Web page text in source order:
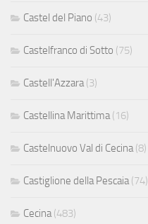
Castel del Piano (43)
Castelfranco di Sotto (75)
Castell'Azzara (3)
Castellina Marittima (16)
Castelnuovo Val di Cecina (8)
Castiglione della Pescaia (74)
Cecina (483)